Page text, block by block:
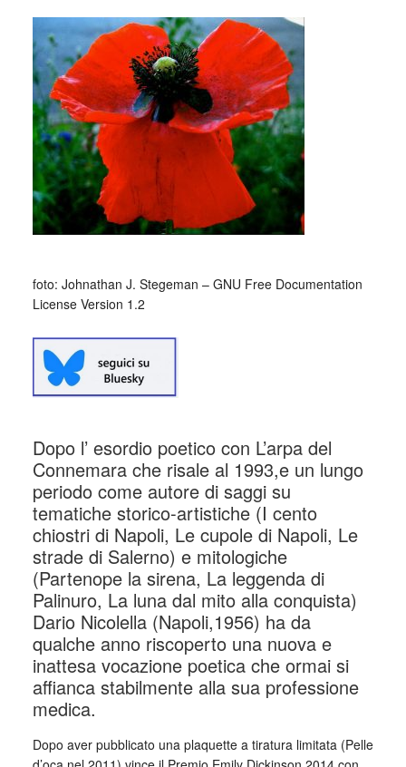
foto: Johnathan J. Stegeman – GNU Free Documentation
License Version 1.2
Dopo l’ esordio poetico con L’arpa del
Connemara che risale al 1993,e un lungo
periodo come autore di saggi su
tematiche storico-artistiche (I cento
chiostri di Napoli, Le cupole di Napoli, Le
strade di Salerno) e mitologiche
(Partenope la sirena, La leggenda di
Palinuro, La luna dal mito alla conquista)
Dario Nicolella (Napoli,1956) ha da
qualche anno riscoperto una nuova e
inattesa vocazione poetica che ormai si
affianca stabilmente alla sua professione
medica.
Dopo aver pubblicato una plaquette a tiratura limitata (Pelle